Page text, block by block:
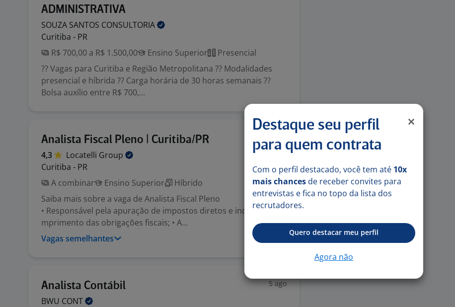
ADMINISTRATIVA
SOUZA SANTOS CONSULTORIA
Curitiba - PR
R$ 700,00 a R$ 1.500,00
Ensino Superior
Presencial
?? Vagas para Curitiba e Região Metropolitana ?? Modalidades
presencial e híbrida ?? Carga horária de 30 horas semanais ??
Bolsa auxílio entre R$ 700,...
Analista Fiscal Pleno | Curitiba/PR
4,3 Locatelli Group
Curitiba - PR
A combinar
Ensino Superior
Híbrido
Saiba mais sobre a vaga de Analista Fiscal Pleno
• Responsável pela apuração de impostos diretos e indiretos e cu
mprimento das obrigações fiscais; • A...
Vagas semelhantes
Analista Contábil 5 ago
BWU CONT
Destaque seu perfil
para quem contrata
Com o perfil destacado, você tem até 10x
mais chances de receber convites para
entrevistas e fica no topo da lista dos
recrutadores.
Quero destacar meu perfil
Agora não